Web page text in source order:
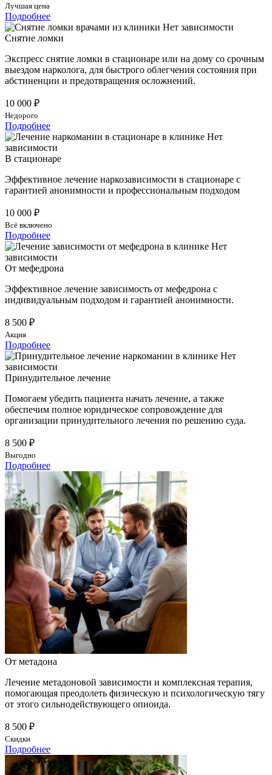
Лучшая цена
Подробнее
Снятие ломки
Экспресс снятие ломки в стационаре или на дому со срочным
выездом нарколога, для быстрого облегчения состояния при
абстиненции и предотвращения осложнений.
10 000 ₽
Недорого
Подробнее
В стационаре
Эффективное лечение наркозависимости в стационаре с
гарантией анонимности и профессиональным подходом
10 000 ₽
Всё включено
Подробнее
От мефедрона
Эффективное лечение зависимость от мефедрона с
индивидуальным подходом и гарантией анонимности.
8 500 ₽
Акция
Подробнее
Принудительное лечение
Помогаем убедить пациента начать лечение, а также
обеспечим полное юридическое сопровождение для
организации принудительного лечения по решению суда.
8 500 ₽
Выгодно
Подробнее
От метадона
Лечение метадоновой зависимости и комплексная терапия,
помогающая преодолеть физическую и психологическую тягу
от этого сильнодействующего опиоида.
8 500 ₽
Скидки
Подробнее